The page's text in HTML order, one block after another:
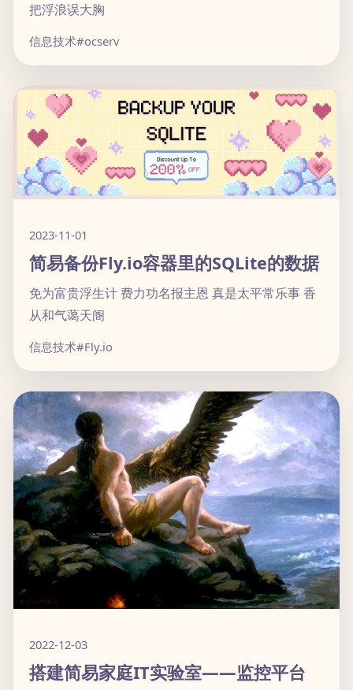
把浮浪误大胸
信息技术#ocserv
2023-11-01
简易备份Fly.io容器里的SQLite的数据
免为富贵浮生计 费力功名报主恩 真是太平常乐事 香
从和气蔼天阍
信息技术#Fly.io
2022-12-03
搭建简易家庭IT实验室——监控平台